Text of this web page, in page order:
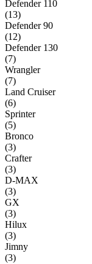
Defender 110
(13)
Defender 90
(12)
Defender 130
(7)
Wrangler
(7)
Land Cruiser
(6)
Sprinter
(5)
Bronco
(3)
Crafter
(3)
D-MAX
(3)
GX
(3)
Hilux
(3)
Jimny
(3)